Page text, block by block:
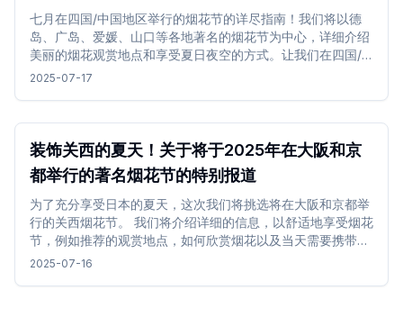
七月在四国/中国地区举行的烟花节的详尽指南！我们将以德
岛、广岛、爱媛、山口等各地著名的烟花节为中心，详细介绍
美丽的烟花观赏地点和享受夏日夜空的方式。让我们在四国/
中国地区尽情享受夏日夜晚吧。
2025-07-17
装饰关西的夏天！关于将于2025年在大阪和京
都举行的著名烟花节的特别报道
为了充分享受日本的夏天，这次我们将挑选将在大阪和京都举
行的关西烟花节。 我们将介绍详细的信息，以舒适地享受烟花
节，例如推荐的观赏地点，如何欣赏烟花以及当天需要携带的
物品清单。
2025-07-16